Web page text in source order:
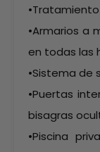
•Armarios a
en todas las
•Sistema de
•Puertas
bisagras
•Piscina